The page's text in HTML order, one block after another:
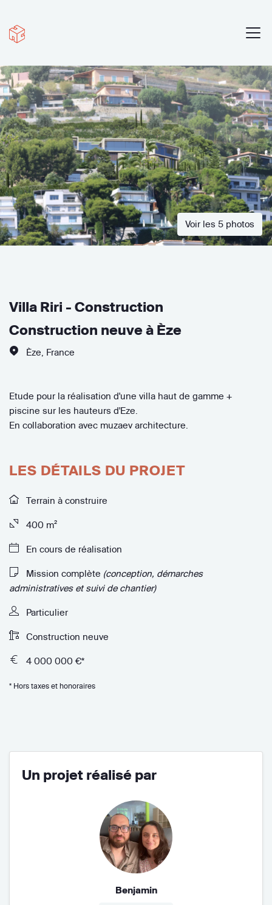
Voir les 5 photos
Villa Riri - Construction
Construction neuve à Èze
Èze France
Etude pour la réalisation d'une villa haut de gamme +
piscine sur les hauteurs d'Eze.
En collaboration avec muzaev architecture.
LES DÉTAILS DU PROJET
Terrain à construire
400 m²
En cours de réalisation
Mission complète (conception, démarches
administratives et suivi de chantier)
Particulier
Construction neuve
4 000 000 €*
* Hors taxes et honoraires
Un projet réalisé par
Benjamin